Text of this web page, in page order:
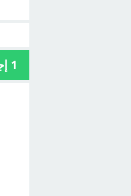
1 إجابة واحدة